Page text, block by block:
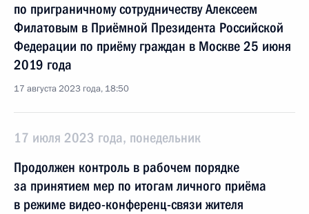
по приграничному сотрудничеству Алексеем
Филатовым в Приёмной Президента Российской
Федерации по приёму граждан в Москве 25 июня
2019 года
17 августа 2023 года, 18:50
17 июля 2023 года, понедельник
Продолжен контроль в рабочем порядке
за принятием мер по итогам личного приёма
в режиме видео-конференц-связи жителя